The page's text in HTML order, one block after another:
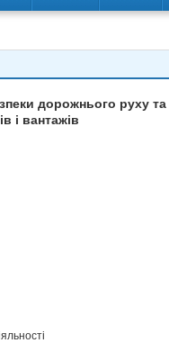
дорожнього руху та
і вантажів